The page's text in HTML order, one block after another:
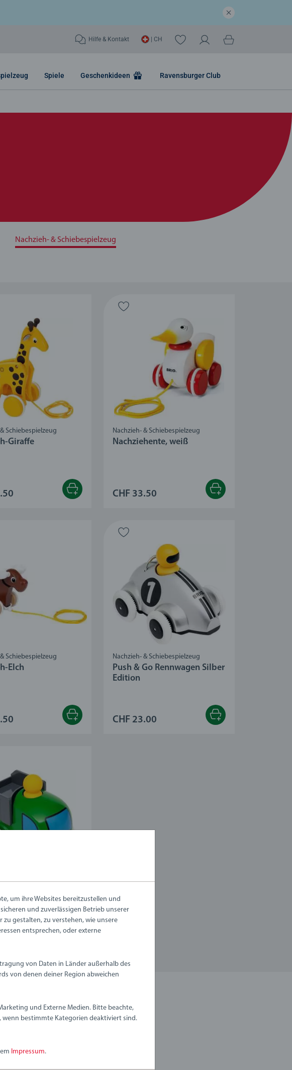
Hilfe & Kontakt | CH
Spiele Geschenkideen Ravensburger Club
Nachzieh- & Schiebespielzeug
Giraffe
Schiebespielzeug
Nachziehente, weiß
Nachzieh- & Schiebespielzeug
CHF 33.50
Elch
Schiebespielzeug
Push & Go Rennwagen Silber
Edition
Nachzieh- & Schiebespielzeug
CHF 23.00
LKW
Schiebespielzeug
um ihre Websites bereitzustellen und
und zuverlässigen Betrieb unserer
gestalten, zu verstehen, wie unsere
entsprechen, oder externe
von Daten in Länder außerhalb des
von denen deiner Region abweichen
und Externe Medien. Bitte beachte,
bestimmte Kategorien deaktiviert sind.
Impressum.